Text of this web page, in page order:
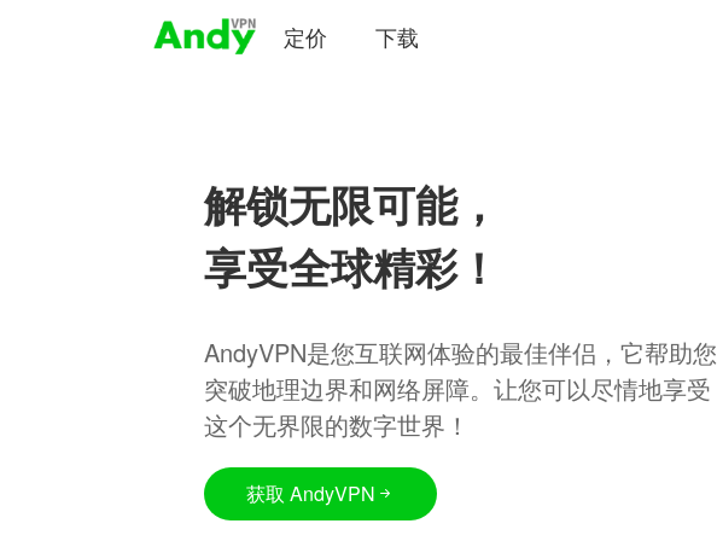
定价 下载
解锁无限可能，
享受全球精彩！
AndyVPN是您互联网体验的最佳伴侣，它帮助您
突破地理边界和网络屏障。让您可以尽情地享受
这个无界限的数字世界！
获取 AndyVPN